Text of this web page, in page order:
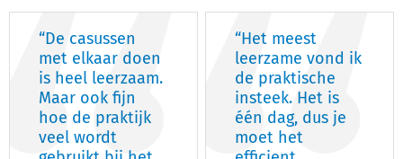
“De casussen
met elkaar doen
is heel leerzaam.
Maar ook fijn
hoe de praktijk
veel wordt
“Het meest
leerzame vond ik
de praktische
insteek. Het is
één dag, dus je
moet het